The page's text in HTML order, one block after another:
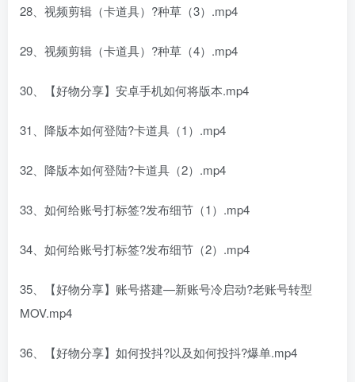
28、视频剪辑（卡道具）?种草（3）.mp4
29、视频剪辑（卡道具）?种草（4）.mp4
30、【好物分享】安卓手机如何将版本.mp4
31、降版本如何登陆?卡道具（1）.mp4
32、降版本如何登陆?卡道具（2）.mp4
33、如何给账号打标签?发布细节（1）.mp4
34、如何给账号打标签?发布细节（2）.mp4
35、【好物分享】账号搭建—新账号冷启动?老账号转型
MOV.mp4
36、【好物分享】如何投抖?以及如何投抖?爆单.mp4